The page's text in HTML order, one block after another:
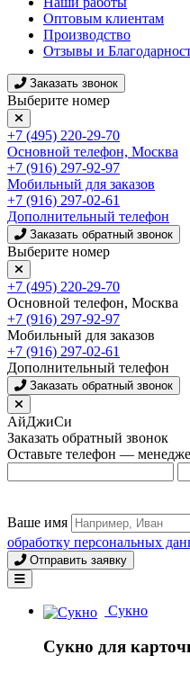
Оптовым клиентам
Производство
Отзывы и
Заказать звонок
Выберите номер
+7 (495) 220-29-70
Основной телефон, Москва
+7 (916) 297-92-97
Мобильный для заказов
+7 (916) 297-02-61
Дополнительный телефон
Заказать обратный звонок
Выберите номер
+7 (495) 220-29-70
Основной телефон, Москва
+7 (916) 297-92-97
Мобильный для заказов
+7 (916) 297-02-61
Дополнительный телефон
Заказать обратный звонок
АйДжиСи
Заказать обратный звонок
Оставьте телефон —
Ваше имя
обработку персональных
Отправить заявку
Сукно
Сукно для